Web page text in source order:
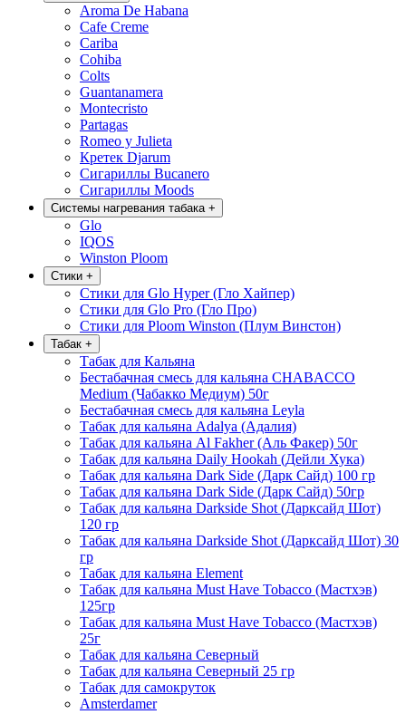
Aroma De Habana
Cafe Creme
Cariba
Cohiba
Colts
Guantanamera
Montecristo
Partagas
Romeo y Julieta
Кретек Djarum
Сигариллы Bucanero
Сигариллы Moods
Системы нагревания табака +
Glo
IQOS
Winston Ploom
Стики +
Стики для Glo Hyper (Гло Хайпер)
Стики для Glo Pro (Гло Про)
Стики для Ploom Winston (Плум Винстон)
Табак +
Табак для Кальяна
Бестабачная смесь для кальяна CHABACCO
Medium (Чабакко Медиум) 50г
Бестабачная смесь для кальяна Leyla
Табак для кальяна Adalya (Адалия)
Табак для кальяна Al Fakher (Аль Факер) 50г
Табак для кальяна Daily Hookah (Дейли Хука)
Табак для кальяна Dark Side (Дарк Сайд) 100 гр
Табак для кальяна Dark Side (Дарк Сайд) 50гр
Табак для кальяна Darkside Shot (Дарксайд Шот)
120 гр
Табак для кальяна Darkside Shot (Дарксайд Шот) 30
гр
Табак для кальяна Element
Табак для кальяна Must Have Tobacco (Мастхэв)
125гр
Табак для кальяна Must Have Tobacco (Мастхэв)
25г
Табак для кальяна Северный
Табак для кальяна Северный 25 гр
Табак для самокруток
Amsterdamer